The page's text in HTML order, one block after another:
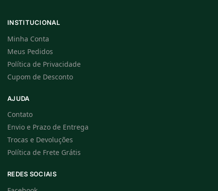
INSTITUCIONAL
Minha Conta
Meus Pedidos
Política de Privacidade
Cupom de Desconto
AJUDA
Contato
Envio e Prazo de Entrega
Trocas e Devoluções
Política de Frete Grátis
REDES SOCIAIS